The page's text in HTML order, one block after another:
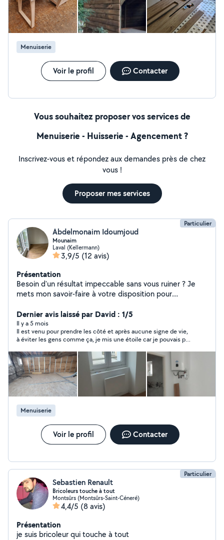
Menuiserie
Voir le profil Contacter
Vous souhaitez proposer vos services de
Menuiserie - Huisserie - Agencement ?
Inscrivez-vous et répondez aux demandes près de chez
vous !
Proposer mes services
Particulier
Abdelmonaim Idoumjoud
Mounaim
Laval (Kellermann)
3,9/5 (12 avis)
Présentation
Besoin d'un résultat impeccable sans vous ruiner ? Je
mets mon savoir-faire à votre disposition pour
satisfaction et un chantier propre. Travail de qualité
garanti.
Dernier avis laissé par David : 1/5
Il y a 5 mois
Il est venu pour prendre les côté et après aucune signe de vie,
à éviter les gens comme ça, je mis une étoile car je pouvais pas
Menuiserie
Voir le profil Contacter
Particulier
Sebastien Renault
Bricoleurs touche à tout
Montsûrs (Montsûrs-Saint-Céneré)
4,4/5 (8 avis)
Présentation
je suis bricoleur qui touche à tout